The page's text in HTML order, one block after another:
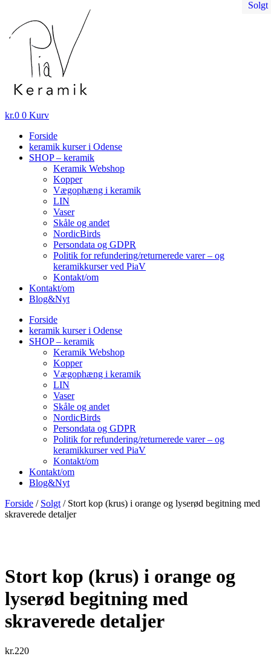
indhold
kr.0 0 Kurv
Forside
keramik kurser i Odense
SHOP – keramik
Keramik Webshop
Kopper
Vægophæng i keramik
LIN
Vaser
Skåle og andet
NordicBirds
Persondata og GDPR
Politik for refundering/returnerede varer – og
keramikkurser ved PiaV
Kontakt/om
Kontakt/om
Blog&Nyt
Forside
keramik kurser i Odense
SHOP – keramik
Keramik Webshop
Kopper
Vægophæng i keramik
LIN
Vaser
Skåle og andet
NordicBirds
Persondata og GDPR
Politik for refundering/returnerede varer – og
keramikkurser ved PiaV
Kontakt/om
Kontakt/om
Blog&Nyt
Forside / Solgt / Stort kop (krus) i orange og lyserød begitning med
skraverede detaljer
Solgt
Stort kop (krus) i orange og
lyserød begitning med
skraverede detaljer
kr.220
Solgt
Solgt
Solgt
Solgt